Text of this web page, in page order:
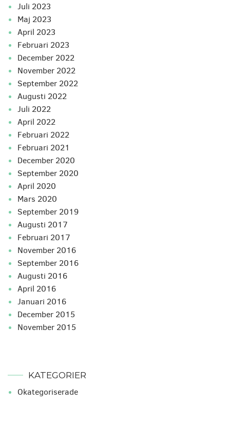
juli 2023
maj 2023
april 2023
februari 2023
december 2022
november 2022
september 2022
augusti 2022
juli 2022
april 2022
februari 2022
februari 2021
december 2020
september 2020
april 2020
mars 2020
september 2019
augusti 2017
februari 2017
november 2016
september 2016
augusti 2016
april 2016
januari 2016
december 2015
november 2015
KATEGORIER
Okategoriserade